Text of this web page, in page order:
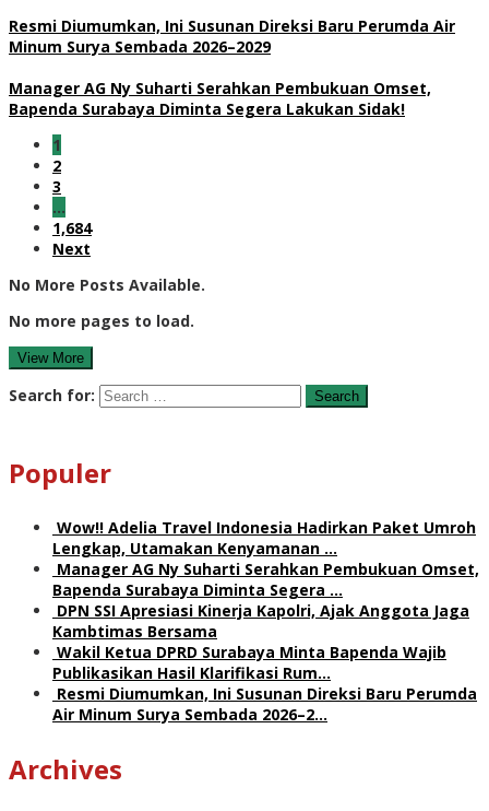
Resmi Diumumkan, Ini Susunan Direksi Baru Perumda Air
Minum Surya Sembada 2026–2029
Manager AG Ny Suharti Serahkan Pembukuan Omset,
Bapenda Surabaya Diminta Segera Lakukan Sidak!
1
2
3
…
1,684
Next
No More Posts Available.
No more pages to load.
View More
Search for:
Populer
Wow!! Adelia Travel Indonesia Hadirkan Paket Umroh
Lengkap, Utamakan Kenyamanan …
Manager AG Ny Suharti Serahkan Pembukuan Omset,
Bapenda Surabaya Diminta Segera …
DPN SSI Apresiasi Kinerja Kapolri, Ajak Anggota Jaga
Kambtimas Bersama
Wakil Ketua DPRD Surabaya Minta Bapenda Wajib
Publikasikan Hasil Klarifikasi Rum…
Resmi Diumumkan, Ini Susunan Direksi Baru Perumda
Air Minum Surya Sembada 2026–2…
Archives